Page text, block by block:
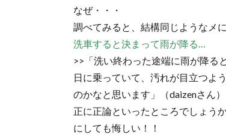
なぜ・・・
調べてみると、結構同じようなメ
洗車すると決まって雨が降る…
>>「洗い終わった途端に雨が降る
日に乗っていて、汚れが目立つよ
のかなと思います」（daizenさん）
正に正論といったところでしょうか
にしても悔しい！！